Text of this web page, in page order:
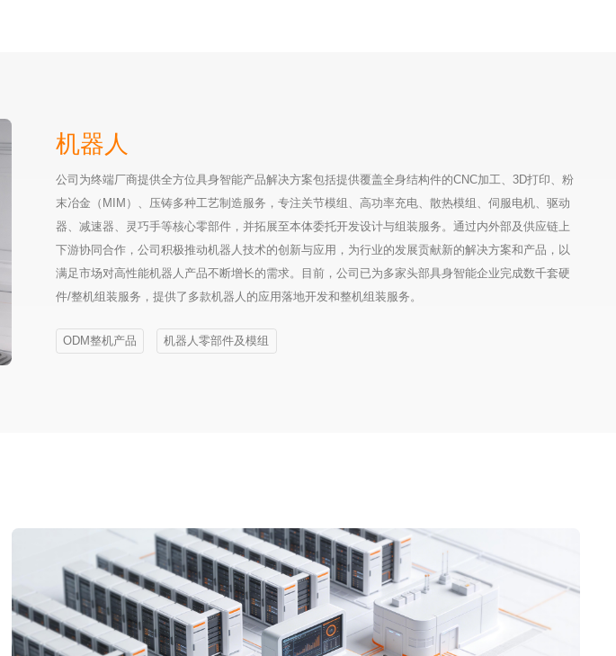
机器人
公司为终端厂商提供全方位具身智能产品解决方案包括提供覆盖全身结构件的CNC加工、3D打印、粉
末冶金（MIM）、压铸多种工艺制造服务，专注关节模组、高功率充电、散热模组、伺服电机、驱动
器、减速器、灵巧手等核心零部件，并拓展至本体委托开发设计与组装服务。通过内外部及供应链上
下游协同合作，公司积极推动机器人技术的创新与应用，为行业的发展贡献新的解决方案和产品，以
满足市场对高性能机器人产品不断增长的需求。目前，公司已为多家头部具身智能企业完成数千套硬
件/整机组装服务，提供了多款机器人的应用落地开发和整机组装服务。
ODM整机产品 机器人零部件及模组